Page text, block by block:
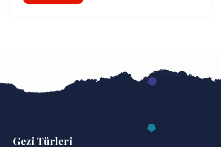
Gezi Türleri